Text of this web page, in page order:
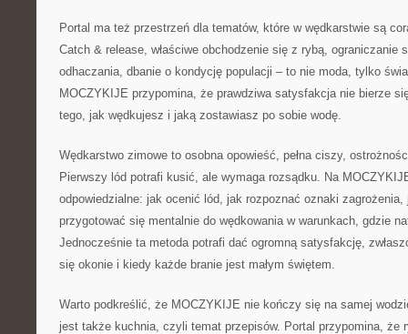
Portal ma też przestrzeń dla tematów, które w wędkarstwie są
Catch & release, właściwe obchodzenie się z rybą, ograniczanie
odhaczania, dbanie o kondycję populacji – to nie moda, tylko
MOCZYKIJE przypomina, że prawdziwa satysfakcja nie bierze
tego, jak wędkujesz i jaką zostawiasz po sobie wodę.
Wędkarstwo zimowe to osobna opowieść, pełna ciszy,
Pierwszy lód potrafi kusić, ale wymaga rozsądku. Na
odpowiedzialne: jak ocenić lód, jak rozpoznać oznaki
przygotować się mentalnie do wędkowania w warunkach, gdzie
Jednocześnie ta metoda potrafi dać ogromną satysfakcję,
się okonie i kiedy każde branie jest małym świętem.
Warto podkreślić, że MOCZYKIJE nie kończy się na samej
jest także kuchnia, czyli temat przepisów. Portal przypomina, że